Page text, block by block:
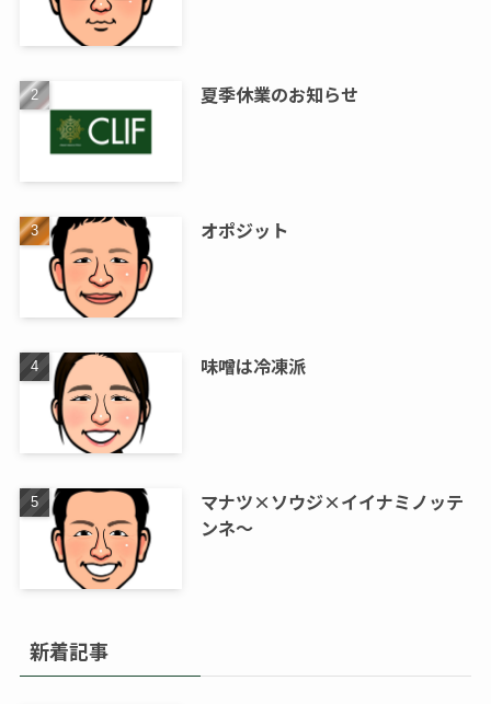
夏季休業のお知らせ
オポジット
味噌は冷凍派
マナツ×ソウジ×イイナミノッテ
ンネ～
新着記事